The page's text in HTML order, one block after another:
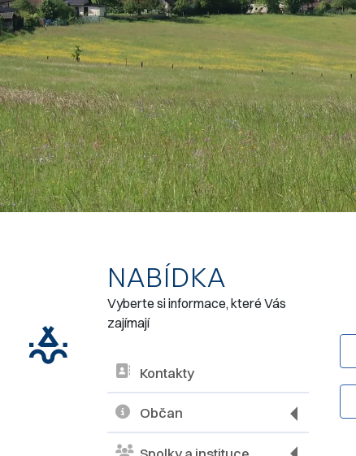
NABÍDKA
Vyberte si informace, které Vás
zajímají
Kontakty
Občan